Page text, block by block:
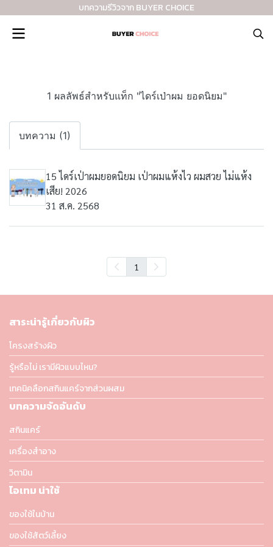
บทความรีวิวจาก BUYER CHOICE
1 ผลลัพธ์สำหรับแท็ก "ไดร์เป่าผม ยอดนิยม"
บทความ (1)
15 ไดร์เป่าผมยอดนิยม เป่าผมแห้งไว ผมสวย ไม่แห้ง
เสีย! 2026
31 ส.ค. 2568
1
สาระน่ารู้เกี่ยวกับผิว
โครงสร้างผิว
รู้หรือไม่ เรามีผิวแบบไหน?
เทคนิคลือกสกินแคร์จากส่วนผสม
บทความจัดอันดับ
สกินแคร์
เครื่องสำอาง
วิตามิน
ไอเทม น่าใช้
ของใช้ในบ้าน
ของใช้สัตว์เลี้ยง